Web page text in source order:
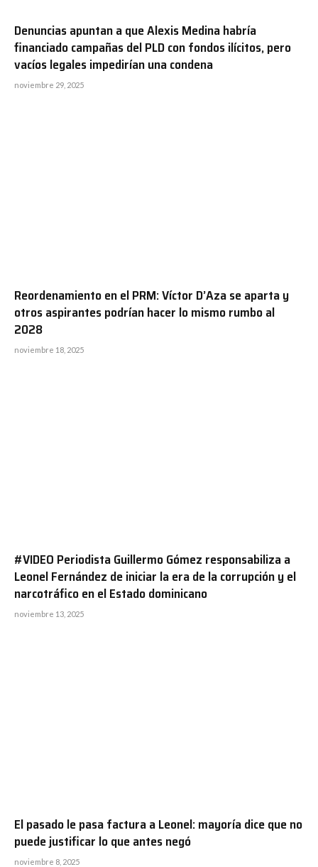
Denuncias apuntan a que Alexis Medina habría
financiado campañas del PLD con fondos ilícitos, pero
vacíos legales impedirían una condena
noviembre 29, 2025
Reordenamiento en el PRM: Víctor D’Aza se aparta y
otros aspirantes podrían hacer lo mismo rumbo al
2028
noviembre 18, 2025
#VIDEO Periodista Guillermo Gómez responsabiliza a
Leonel Fernández de iniciar la era de la corrupción y el
narcotráfico en el Estado dominicano
noviembre 13, 2025
El pasado le pasa factura a Leonel: mayoría dice que no
puede justificar lo que antes negó
noviembre 8, 2025